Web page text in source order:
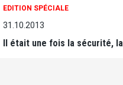
EDITION SPÉCIALE
31.10.2013
Il était une fois la sécurité,